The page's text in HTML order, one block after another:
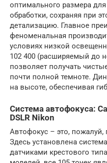
оптимального размера
обработки, сохраняя при
детализацию. Главное
феноменальная
условиях низкой
102 400 (расширяемый до
позволяет получать
почти полной темноте.
на высоте, обеспечивая
Система автофокуса:
DSLR Nikon
Автофокус – это,
Здесь установлена
датчиками крестового